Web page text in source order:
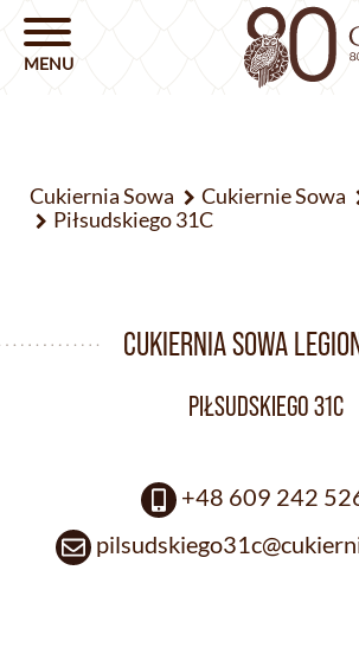
Cukiernia Sowa Cukiernie Sowa
Piłsudskiego 31C
CUKIERNIA SOWA
PIŁSUDSKIEGO 31C
+48 609 242